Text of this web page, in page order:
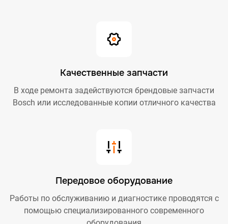
Качественные запчасти
В ходе ремонта задействуются брендовые запчасти
Bosch или исследованные копии отличного качества
Передовое оборудование
Работы по обслуживанию и диагностике проводятся с
помощью специализированного современного